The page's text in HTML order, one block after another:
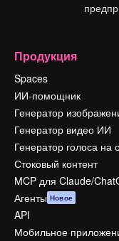
Продукция
Spaces
ИИ-помощник
Генератор
Генератор видео ИИ
Генератор голоса на
Стоковый контент
MCP для Claude/
Агенты Новое
API
Мобильное